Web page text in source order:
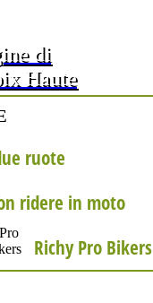
di
Haute
ruote
ridere in moto
Richy Pro Bikers